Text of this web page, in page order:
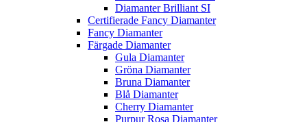
Diamanter Brilliant SI
Certifierade Fancy Diamanter
Fancy Diamanter
Färgade Diamanter
Gula Diamanter
Gröna Diamanter
Bruna Diamanter
Blå Diamanter
Cherry Diamanter
Purpur Rosa Diamanter